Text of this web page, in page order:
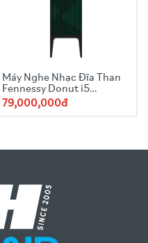
Máy Nghe Nhạc Đĩa Than
Fennessy Donut i5
Quicksand 2025
79,000,000đ